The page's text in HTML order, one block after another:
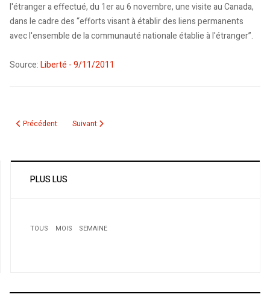
l'étranger a effectué, du 1er au 6 novembre, une visite au Canada,
dans le cadre des “efforts visant à établir des liens permanents
avec l'ensemble de la communauté nationale établie à l'étranger”.
Source:Liberté - 9/11/2011
Article précédent : Afrique du Sud: Le scandale du “porc halal”
Précédent Article suivant : Mahdia : Scandale chez Agro-Route
Suivant
PLUS LUS
TOUS MOIS
SEMAINE